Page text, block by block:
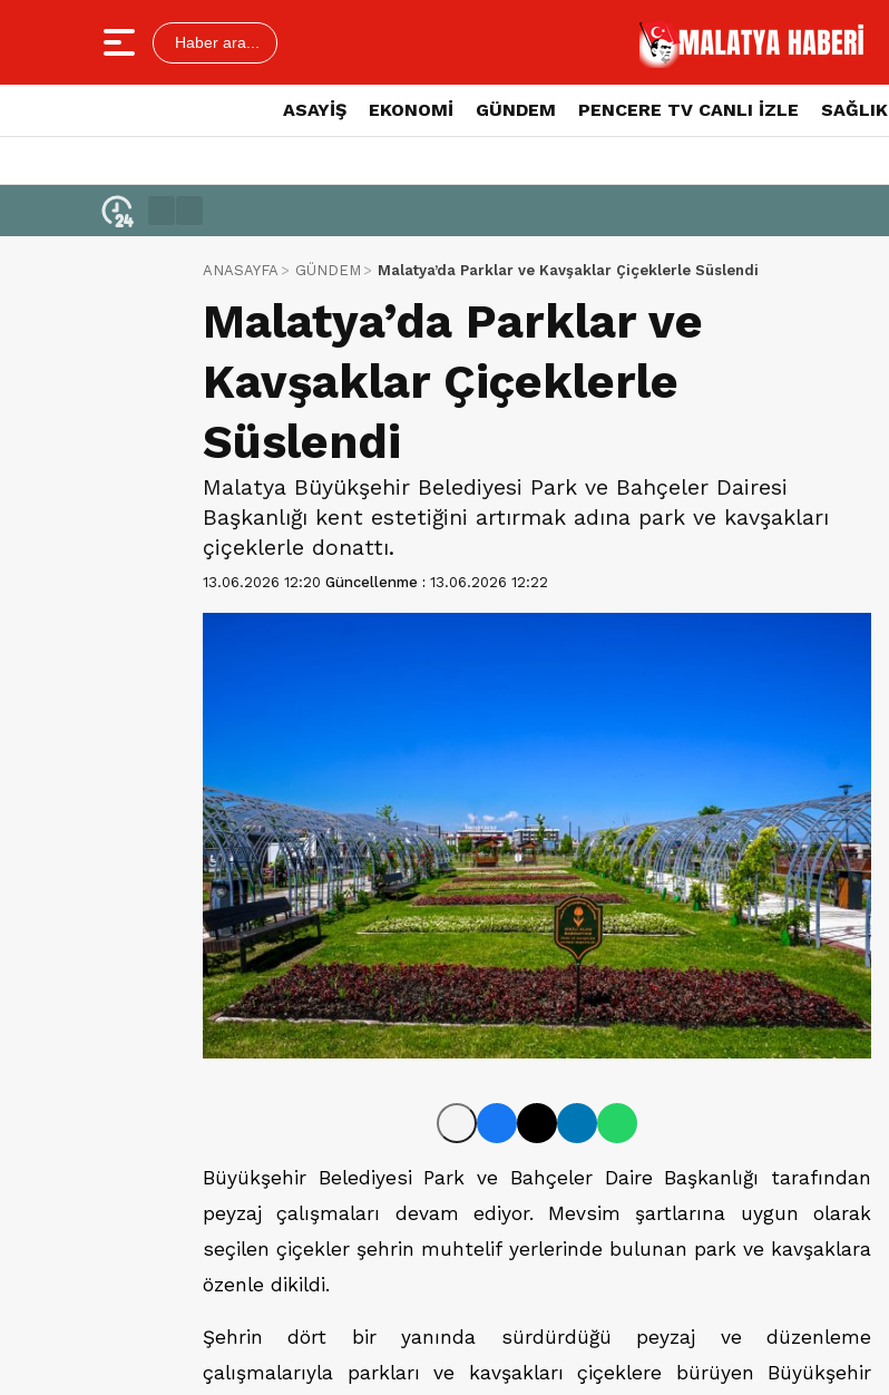
Haber ara...
ASAYİŞ EKONOMİ GÜNDEM PENCERE TV CANLI İZLE SAĞLIK
ANASAYFA GÜNDEM Malatya’da Parklar ve Kavşaklar Çiçeklerle Süslendi
Malatya’da Parklar ve
Kavşaklar Çiçeklerle
Süslendi
Malatya Büyükşehir Belediyesi Park ve Bahçeler Dairesi
Başkanlığı kent estetiğini artırmak adına park ve kavşakları
çiçeklerle donattı.
13.06.2026 12:20 Güncellenme : 13.06.2026 12:22
Büyükşehir Belediyesi Park ve Bahçeler Daire Başkanlığı tarafından
peyzaj çalışmaları devam ediyor. Mevsim şartlarına uygun olarak
seçilen çiçekler şehrin muhtelif yerlerinde bulunan park ve kavşaklara
özenle dikildi.
Şehrin dört bir yanında sürdürdüğü peyzaj ve düzenleme
çalışmalarıyla parkları ve kavşakları çiçeklere bürüyen Büyükşehir